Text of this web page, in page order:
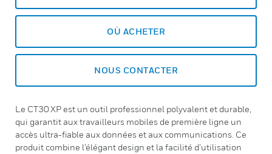
OÙ ACHETER
NOUS CONTACTER
Le CT30 XP est un outil professionnel polyvalent et durable,
qui garantit aux travailleurs mobiles de première ligne un
accès ultra-fiable aux données et aux communications. Ce
produit combine l’élégant design et la facilité d’utilisation